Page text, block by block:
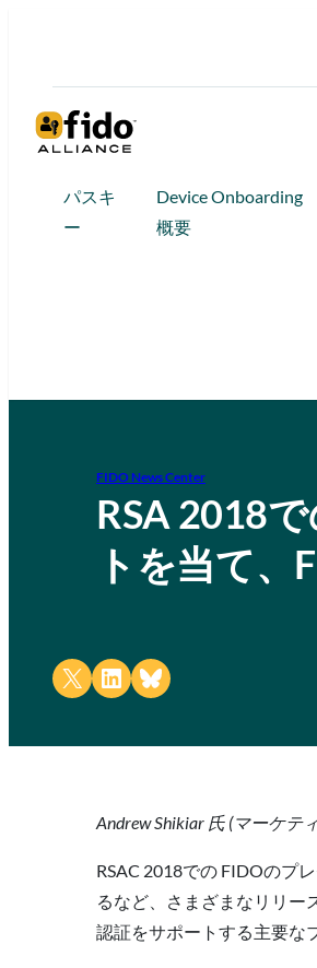
パスキ
ー
Device Onboarding
概要
FIDO News Center
RSA 2018
トを当て
Share on X Share on LinkedIn
Share on Bluesky
Andrew Shikiar 氏 (マーケ
RSAC 2018での FIDOのプレ
るなど、さまざまなリリー
認証をサポートする主要な